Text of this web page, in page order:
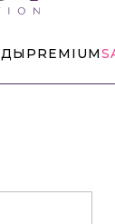
PREMIUM